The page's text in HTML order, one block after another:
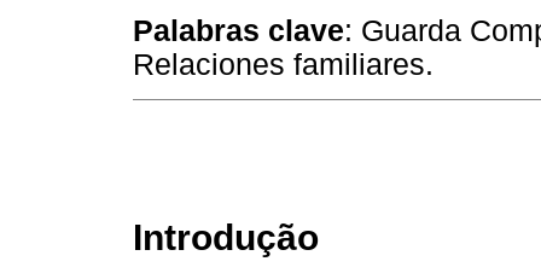
Palabras clave: Guarda
Relaciones familiares.
Introdução